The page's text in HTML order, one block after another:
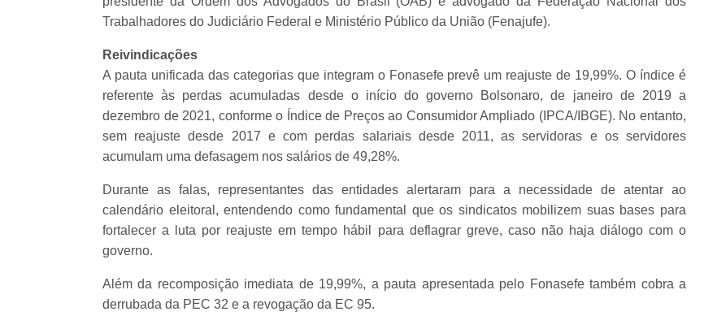
Trabalhadores do Judiciário Federal e Ministério Público da União (Fenajufe).
Reivindicações
A pauta unificada das categorias que integram o Fonasefe prevê um reajuste de 19,99%. O índice é
referente às perdas acumuladas desde o início do governo Bolsonaro, de janeiro de 2019 a
dezembro de 2021, conforme o Índice de Preços ao Consumidor Ampliado (IPCA/IBGE). No entanto,
sem reajuste desde 2017 e com perdas salariais desde 2011, as servidoras e os servidores
acumulam uma defasagem nos salários de 49,28%.
Durante as falas, representantes das entidades alertaram para a necessidade de atentar ao
calendário eleitoral, entendendo como fundamental que os sindicatos mobilizem suas bases para
fortalecer a luta por reajuste em tempo hábil para deflagrar greve, caso não haja diálogo com o
governo.
Além da recomposição imediata de 19,99%, a pauta apresentada pelo Fonasefe também cobra a
derrubada da PEC 32 e a revogação da EC 95.